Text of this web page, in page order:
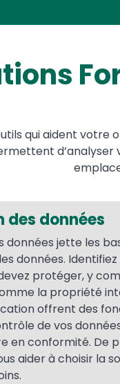
qui aident votre
d’analyser
données
données jette les
données.
protéger, y
la propriété
offrent des
de vos
en conformité. De
aider à choisir la